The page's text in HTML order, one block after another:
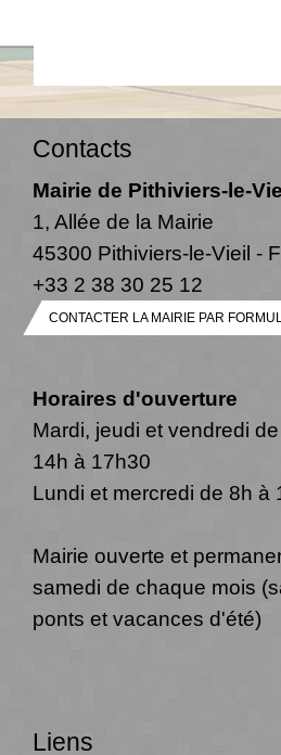
Contacts
Mairie de Pithiviers-le-
1, Allée de la Mairie
45300 Pithiviers-le-Vieil -
+33 2 38 30 25 12
CONTACTER LA MAIRIE PAR
Horaires d'ouverture
Mardi, jeudi et vendredi
14h à 17h30
Lundi et mercredi de 8h à
Mairie ouverte et
samedi de chaque mois
ponts et vacances d'été)
Liens